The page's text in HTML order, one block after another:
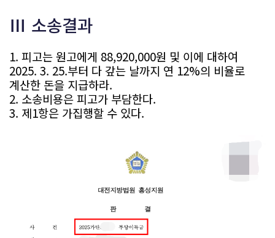
Ⅲ 소송결과
1. 피고는 원고에게 88,920,000원 및 이에 대하여
2025. 3. 25.부터 다 갚는 날까지 연 12%의 비율로
계산한 돈을 지급하라.
2. 소송비용은 피고가 부담한다.
3. 제1항은 가집행할 수 있다.